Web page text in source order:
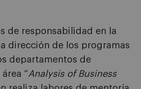
de responsabilidad en la
dirección de los programas
departamentos de
“Analysis of Business